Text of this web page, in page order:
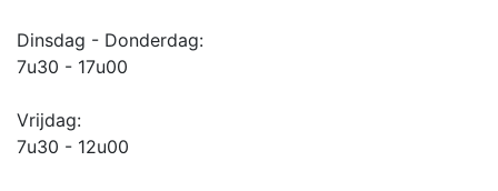
Dinsdag - Donderdag:
7u30 - 17u00
Vrijdag:
7u30 - 12u00